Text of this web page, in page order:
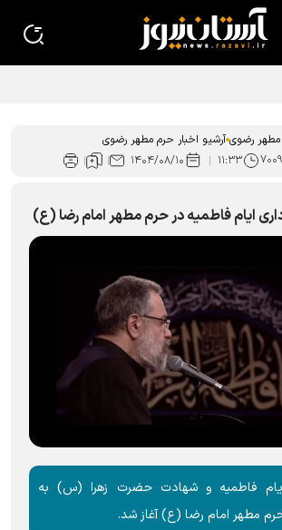
رضوی آرشیو اخبار حرم مطهر رضوی
۱۱:۳۳ ۱۴۰۴/۰۸/۱۰
ایام فاطمیه در حرم مطهر امام رضا (ع)
ایام فاطمیه و شهادت حضرت زهرا (س) به